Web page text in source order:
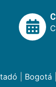
Bogotá